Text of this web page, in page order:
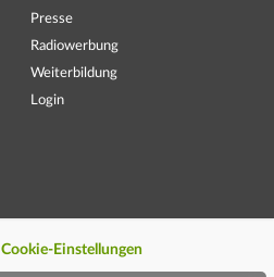
Presse
Radiowerbung
Weiterbildung
Login
Cookie-Einstellungen